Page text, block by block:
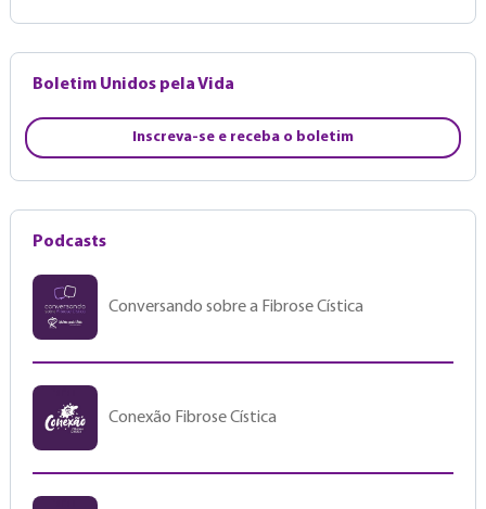
Boletim Unidos pela Vida
Inscreva-se e receba o boletim
Podcasts
Conversando sobre a Fibrose Cística
Conexão Fibrose Cística